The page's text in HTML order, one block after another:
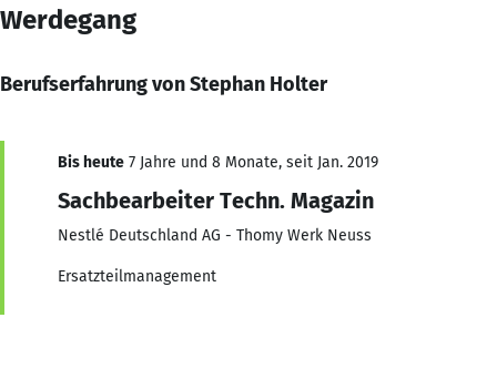
Werdegang
Berufserfahrung von Stephan Holter
Bis heute 7 Jahre und 8 Monate, seit Jan. 2019
Sachbearbeiter Techn. Magazin
Nestlé Deutschland AG - Thomy Werk Neuss
Ersatzteilmanagement